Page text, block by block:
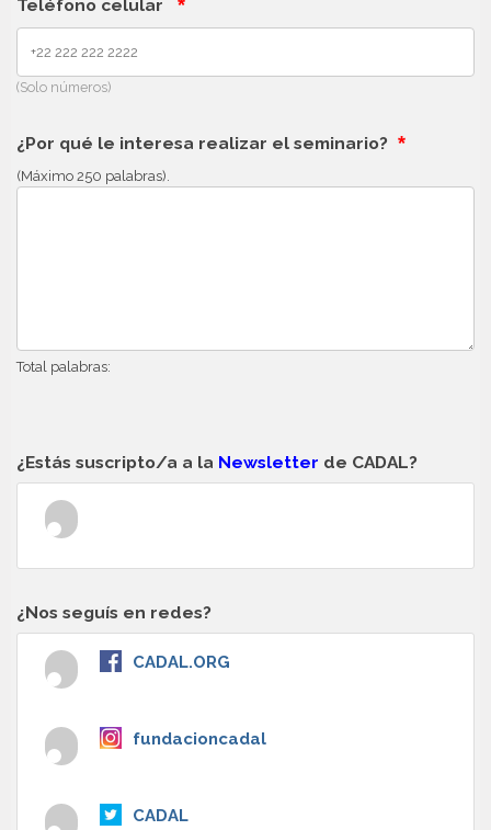
Teléfono celular *
(Solo números)
¿Por qué le interesa realizar el seminario? *
(Máximo 250 palabras).
Total palabras:
¿Estás suscripto/a a la Newsletter de CADAL?
¿Nos seguís en redes?
CADAL.ORG
fundacioncadal
CADAL